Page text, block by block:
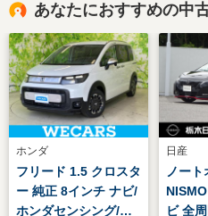
あなたにおすすめの中
ホンダ
フリード 1.5 クロスタ
ー 純正 8インチ ナビ/
ホンダセンシング/両
日産
ノー
ビ 全